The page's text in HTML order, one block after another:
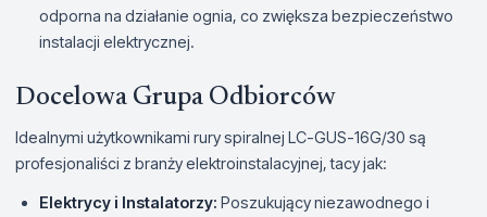
odporna na działanie ognia, co zwiększa bezpieczeństwo
instalacji elektrycznej.
Docelowa Grupa Odbiorców
Idealnymi użytkownikami rury spiralnej LC-GUS-16G/30 są
profesjonaliści z branży elektroinstalacyjnej, tacy jak:
Elektrycy i Instalatorzy: Poszukujący niezawodnego i